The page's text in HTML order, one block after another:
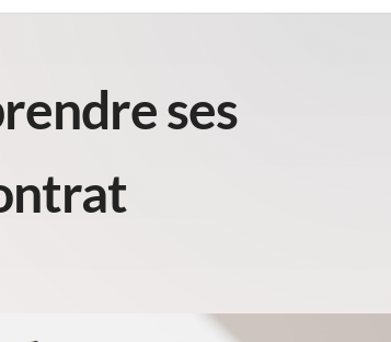
ses